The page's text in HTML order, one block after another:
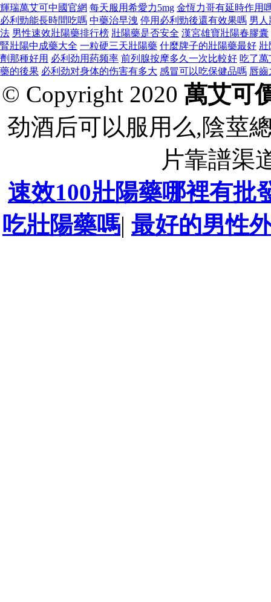
輝瑞萬艾可中國官網 每天服用希愛力5mg 金恆力哥有延時作用
必利勁能長時間吃嗎 中藥治早洩 停用必利勁後還有效果嗎 男人
法 男性速效壯陽藥排行榜 壯陽藥是否安全 漢宮雄寶壯陽春膠囊
腎壯陽中成藥大全 一粒硬三天壯陽藥 什麼牌子的壯陽藥最好 壯
劑那種好用 必利劲用药频率 前列腺按摩多久一次比較好 吃了
藥的後果 必利劲对身体的伤害有多大 感冒可以吃保健品嗎 唇
© Copyright 2020 萬艾可
劲酒后可以服用么,陰莖
片靠譜渠
速效100壯陽藥哪裡有批
吃壯陽藥嗎| 最好的男性